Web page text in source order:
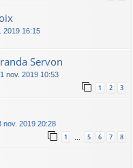
2019 16:15
Servon
nov. 2019 10:53
1 2 3
nov. 2019 20:28
1 5 6 7 8